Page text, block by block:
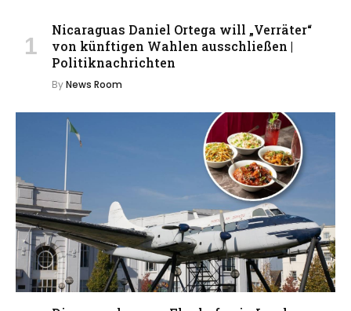
Nicaraguas Daniel Ortega will „Verräter“
von künftigen Wahlen ausschließen |
Politiknachrichten
ByNews Room